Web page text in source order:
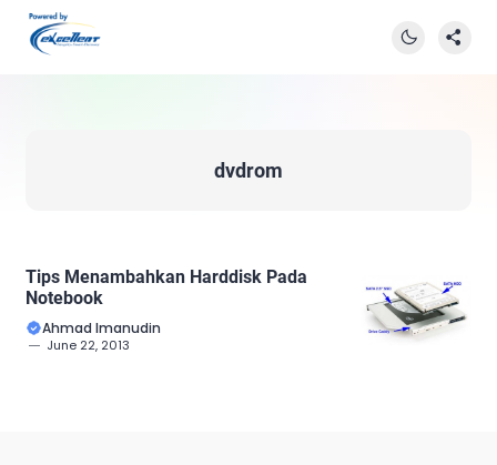
dvdrom
Tips Menambahkan Harddisk Pada
Notebook
Ahmad Imanudin
June 22, 2013